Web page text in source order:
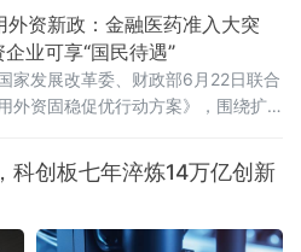
许可，全面豁免伊朗原油、石化及
生产、交付与销售制裁，期限直指
21日。更具颠覆性的是——伊朗石
元结算，甚至可以卖给美国买家。
到24小时，国际原油期货市场剧烈
外资新政：金融医药准入大突
业可享“国民待遇”
家发展改革委、财政部6月22日联合
外资固稳促优行动方案》，围绕扩
健全外商投资服务保障体系、优化
五方面提出15条政策举措。这是“十
合拳。服务业、金融业、医药产业
科创板七年淬炼14万亿创新